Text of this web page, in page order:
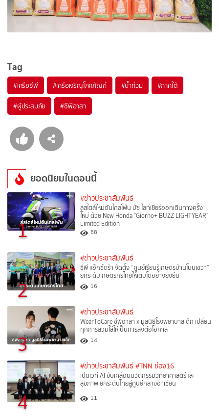
Tag
#เครือซีพี #เครือเจริญโภคภัณฑ์ #น้ำท่วม #ภาคใต้
#ผู้ประสบภัย #ซีพีอาสา
ยอดนิยมในตอนนี้
1
#ข่าวประชาสัมพันธ์
สู่สไตล์ใหม่อันไกลโพ้น บัซ ไลท์เยียร์ออกเดินทางครั้ง
ใหม่ ด้วย New Honda "Giorno+ BUZZ LIGHTYEAR"
Limited Edition
88
2
#ข่าวประชาสัมพันธ์
ซีพี แอ็กซ์ตร้า จัดตั้ง “ศูนย์เรียนรู้เกษตรบ้านโนนเขวา”
ยกระดับเกษตรกรไทยให้เติบโตอย่างยั่งยืน
16
3
#ข่าวประชาสัมพันธ์
WearToCare ซีพีอาสา x มูลนิธิโรงพยาบาลเด็ก เปลี่ยน
ทุกการสวมใส่ให้เป็นการส่งต่อโอกาส
14
4
#ข่าวประชาสัมพันธ์ #TNN ช่อง16
เปิดเวที AI ขับเคลื่อนนวัตกรรมวิทยาศาสตร์และ
สุขภาพ ยกระดับไทยสู่ศูนย์กลางอาเซียน
11